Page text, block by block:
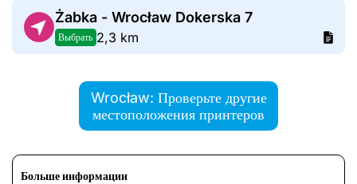
Żabka - Wrocław Dokerska 7
Выбрать 2,3 km
Wrocław: Проверьте другие
местоположения принтеров
Больше информации